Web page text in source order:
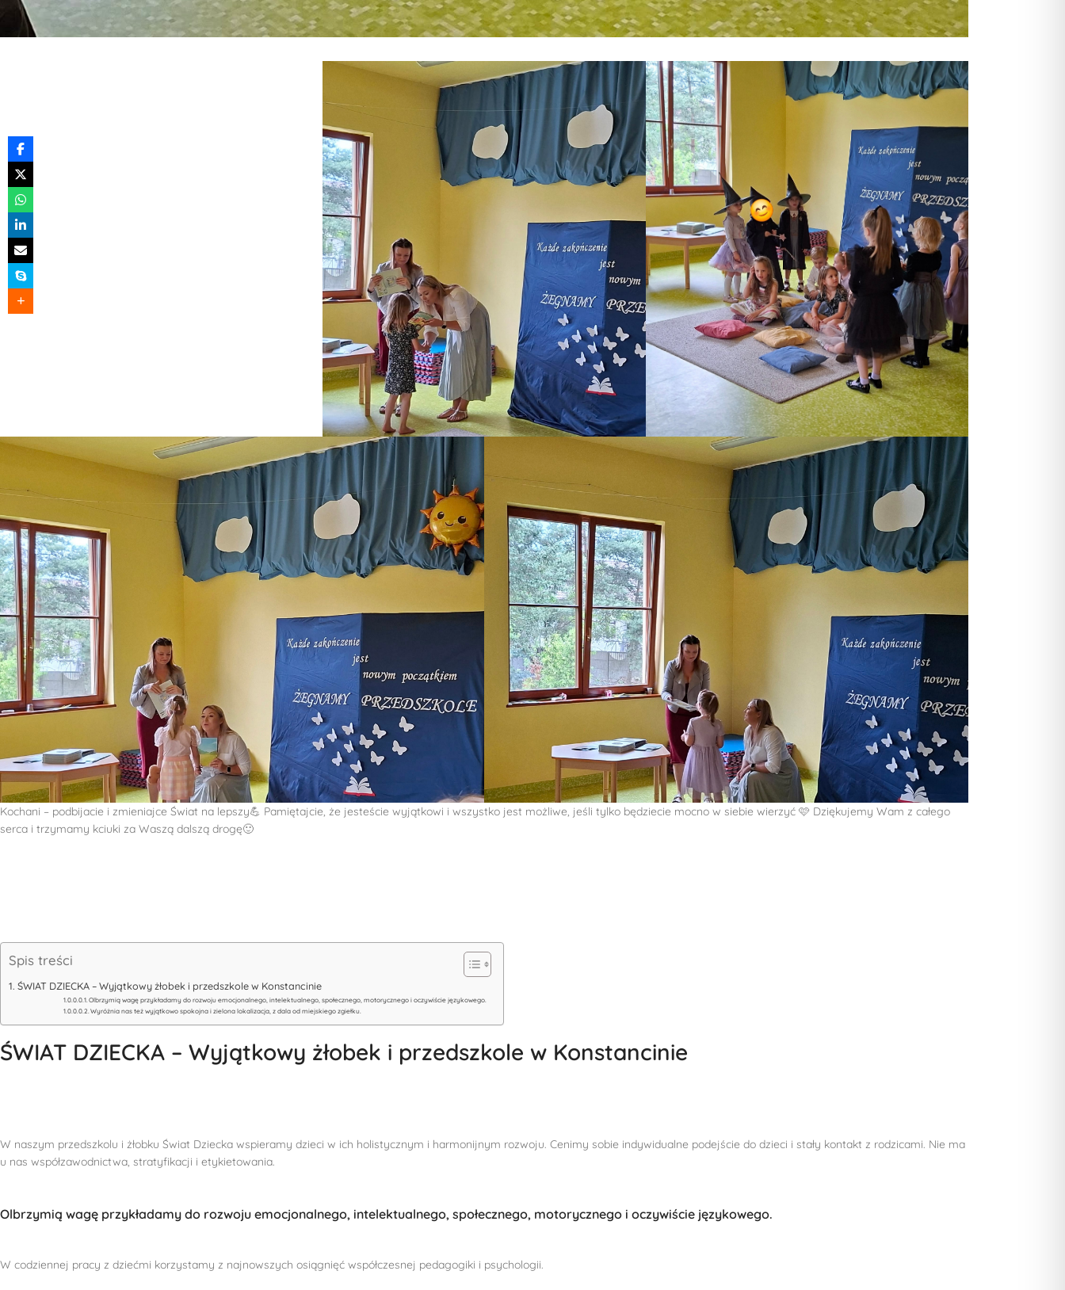
Kochani – podbijacie i zmieniajce Świat na lepszy💪 Pamiętajcie, że jesteście wyjątkowi i wszystko jest możliwe, jeśli tylko będziecie mocno w siebie wierzyć 🩷 Dziękujemy Wam z całego
serca i trzymamy kciuki za Waszą dalszą drogę🙂
Spis treści
ŚWIAT DZIECKA – Wyjątkowy żłobek i przedszkole w Konstancinie
Olbrzymią wagę przykładamy do rozwoju emocjonalnego, intelektualnego, społecznego, motorycznego i oczywiście językowego.
Wyróżnia nas też wyjątkowo spokojna i zielona lokalizacja, z dala od miejskiego zgiełku.
ŚWIAT DZIECKA – Wyjątkowy żłobek i przedszkole w Konstancinie
W naszym przedszkolu i żłobku Świat Dziecka wspieramy dzieci w ich holistycznym i harmonijnym rozwoju. Cenimy sobie indywidualne podejście do dzieci i stały kontakt z rodzicami. Nie ma
u nas współzawodnictwa, stratyfikacji i etykietowania.
Olbrzymią wagę przykładamy do rozwoju emocjonalnego, intelektualnego, społecznego, motorycznego i oczywiście językowego.
W codziennej pracy z dziećmi korzystamy z najnowszych osiągnięć współczesnej pedagogiki i psychologii.